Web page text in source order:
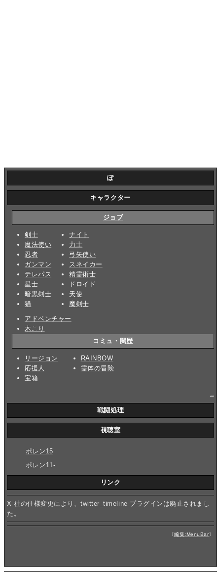
ぽ
キャラクター
ジョブ
剣士
魔法使い
忍者
ガンマン
テレパス
星士
暗黒剣士
猫
ナイト
力士
弓矢使い
スネイカー
精霊術士
ドロイド
天使
魔剣士
アドベンチャー
木こり
コミュ・閲歴
リージョン
応援人
宝箱
RAINBOW
霊体の冒険
戦闘処理
視聴室
ポレン15
ポレン11-
リンク
X 社の仕様変更により、twitter_timeline プラグインは廃止されまし
た。
〔編集:MenuBar